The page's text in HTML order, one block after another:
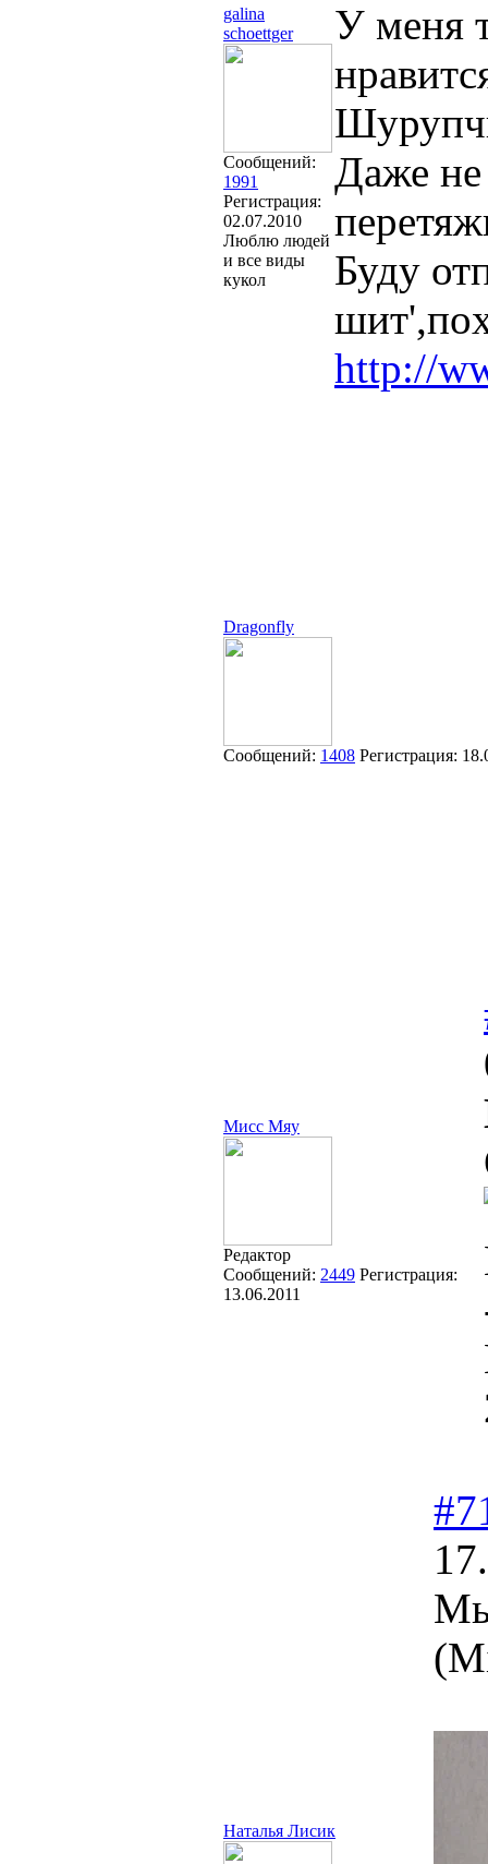
galina
schoettger
Сообщений:
1991
Регистрация:
02.07.2010
Люблю людей
и все виды
кукол
У меня
Даже не
Буду
http://
Dragonfly
Сообщений: 1408 Регистрация:
Мисс Мяу
Редактор
Сообщений: 2449 Регистрация:
13.06.2011
Наталья Лисик